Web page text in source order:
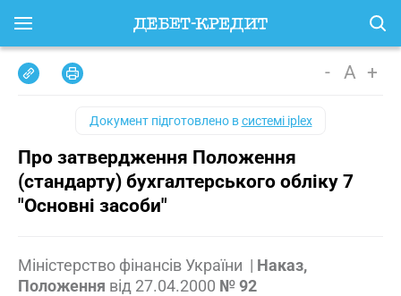
- A +
Документ підготовлено всистемі iplex
Про затвердження Положення
(стандарту) бухгалтерського обліку 7
"Основні засоби"
Міністерство фінансів України | Наказ,
Положення від 27.04.2000 № 92